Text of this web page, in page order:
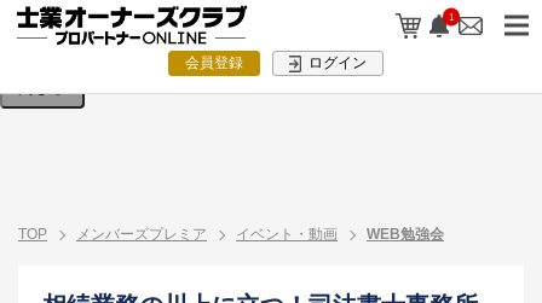
1
会員登録 ログイン
検索条件を入力してください。
TOP メンバーズプレミア イベント・動画 WEB勉強会